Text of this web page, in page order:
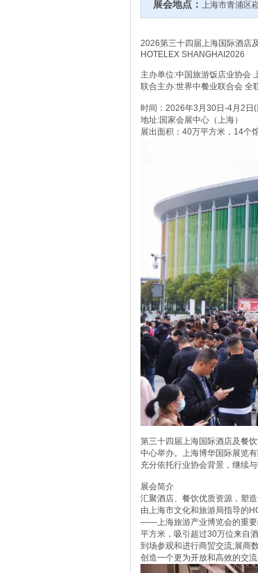
展会地点： 上海市青浦区
2026第三十四届上海国际酒店
HOTELEX SHANGHAI2026
主办单位:中国旅游饭店业协会
联合主办:世界中餐业联合会 全
时间：2026年3月30日-4月2日(
地址:国家会展中心（上海）
展出面积：40万平方米，14个
第三十四届上海国际酒店及餐
中心举办。上海博华国际展览
充分依托行业协会背景，继续
展会简介
汇聚酒店、餐饮优质资源，塑
由上海市文化和旅游局指导的
——上海旅游产业博览会的重要
平方米，吸引超过30万位来自
到场参观和进行商贸交流;展商
创造一个更为开放和高效的交流